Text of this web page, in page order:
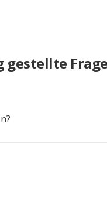
gestellte